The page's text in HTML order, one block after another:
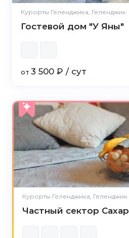
Курорты Геленджика, Геленджик
Гостевой дом "У Яны"
от 3 500 ₽ / сут
Курорты Геленджика, Геленджик
Частный сектор Сахар